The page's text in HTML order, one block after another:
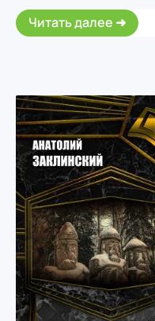
Читать далее